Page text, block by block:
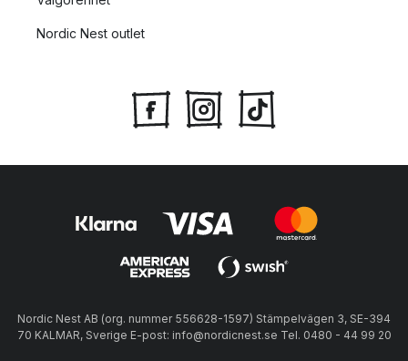
Nordic Nest outlet
Nordic Nest AB (org. nummer 556628-1597) Stämpelvägen 3, SE-394
70 KALMAR, Sverige E-post: info@nordicnest.se Tel. 0480 - 44 99 20